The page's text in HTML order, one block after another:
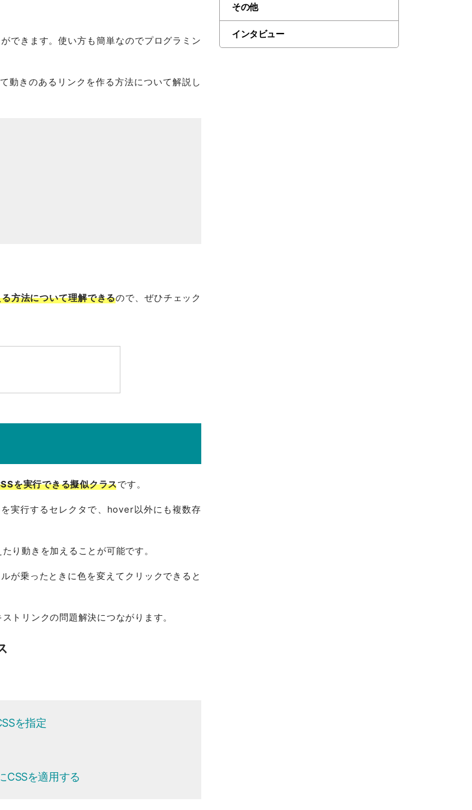
できます。使い方も簡単なのでプログラミン
動きのあるリンクを作る方法について解説し
方法について理解できるので、ぜひチェック
を実行できる擬似クラスです。
実行するセレクタで、hover以外にも複数存
り動きを加えることが可能です。
が乗ったときに色を変えてクリックできると
トリンクの問題解決につながります。
を指定
CSSを適用する
その他
インタビュー